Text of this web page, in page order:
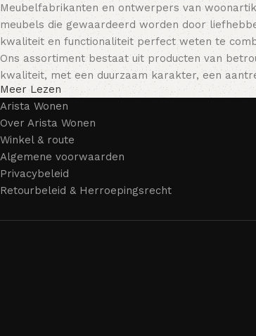
Meubelfabrikanten en ontwerpers van
meubels die gewaardeerd worden door
kwaliteit en functionaliteit perfect weten te
Ons assortiment bestaat uit producten van
kwaliteit, met een duurzaam karakter, een
Meer Lezen
Arista Wonen
Over Arista Wonen
Winkel & route
Algemene voorwaarden
Privacybeleid
Retourbeleid & Herroepingsrecht